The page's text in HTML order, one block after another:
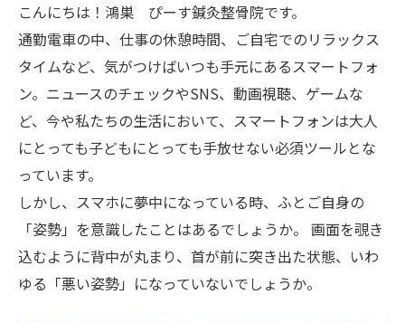
こんにちは！鴻巣 ぴーす鍼灸整骨院です。
通勤電車の中、仕事の休憩時間、ご自宅でのリラックス
タイムなど、気がつけばいつも手元にあるスマートフォ
ン。ニュースのチェックやSNS、動画視聴、ゲームな
ど、今や私たちの生活において、スマートフォンは大人
にとっても子どもにとっても手放せない必須ツールとな
っています。
しかし、スマホに夢中になっている時、ふとご自身の
「姿勢」を意識したことはあるでしょうか。 画面を覗き
込むように背中が丸まり、首が前に突き出た状態、いわ
ゆる「悪い姿勢」になっていないでしょうか。